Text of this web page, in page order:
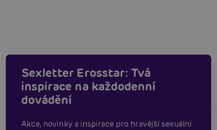
Sexletter Erosstar: Tvá
inspirace na každodenní
dovádění
Akce, novinky a inspirace pro hravější sexuální